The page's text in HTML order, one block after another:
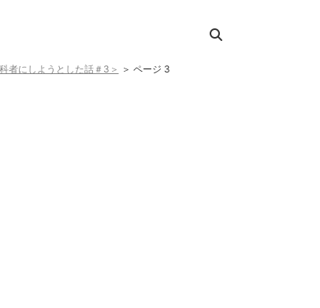
者にしようとした話＃3＞ ＞ ページ 3